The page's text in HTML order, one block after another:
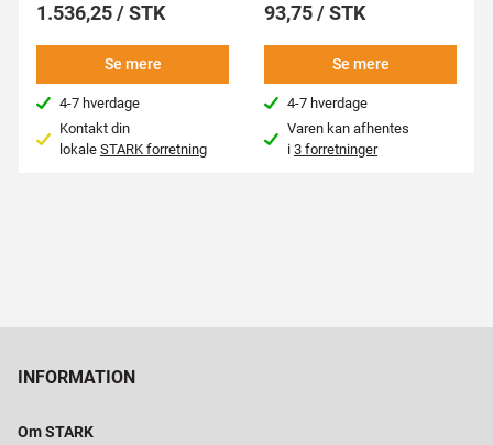
1.536,25 / STK
Se mere
4-7 hverdage
Kontakt din
lokale STARK forretning
93,75 / STK
Se mere
4-7 hverdage
Varen kan afhentes
i3 forretninger
INFORMATION
Om STARK